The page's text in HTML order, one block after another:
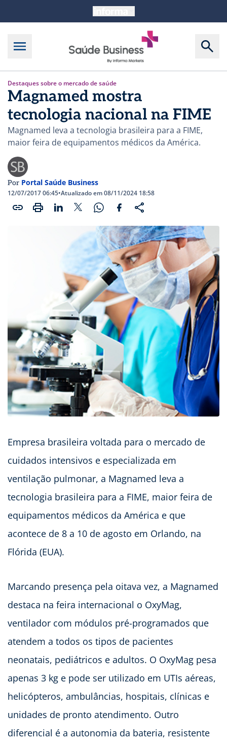
Destaques sobre o mercado de saúde
Magnamed mostra
tecnologia nacional na FIME
Magnamed leva a tecnologia brasileira para a FIME,
maior feira de equipamentos médicos da América.
Por Portal Saúde Business
12/07/2017 06:45•Atualizado em 08/11/2024 18:58
Empresa brasileira voltada para o mercado de
cuidados intensivos e especializada em
ventilação pulmonar, a Magnamed leva a
tecnologia brasileira para a FIME, maior feira de
equipamentos médicos da América e que
acontece de 8 a 10 de agosto em Orlando, na
Flórida (EUA).
Marcando presença pela oitava vez, a Magnamed
destaca na feira internacional o OxyMag,
ventilador com módulos pré-programados que
atendem a todos os tipos de pacientes
neonatais, pediátricos e adultos. O OxyMag pesa
apenas 3 kg e pode ser utilizado em UTIs aéreas,
helicópteros, ambulâncias, hospitais, clínicas e
unidades de pronto atendimento. Outro
diferencial é a autonomia da bateria, resistente